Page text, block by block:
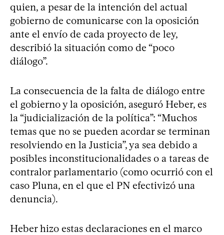
quien, a pesar de la intención del actual
gobierno de comunicarse con la oposición
ante el envío de cada proyecto de ley,
describió la situación como de “poco
diálogo”.
La consecuencia de la falta de diálogo entre
el gobierno y la oposición, aseguró Heber, es
la “judicialización de la política”: “Muchos
temas que no se pueden acordar se terminan
resolviendo en la Justicia”, ya sea debido a
posibles inconstitucionalidades o a tareas de
contralor parlamentario (como ocurrió con el
caso Pluna, en el que el PN efectivizó una
denuncia).
Heber hizo estas declaraciones en el marco